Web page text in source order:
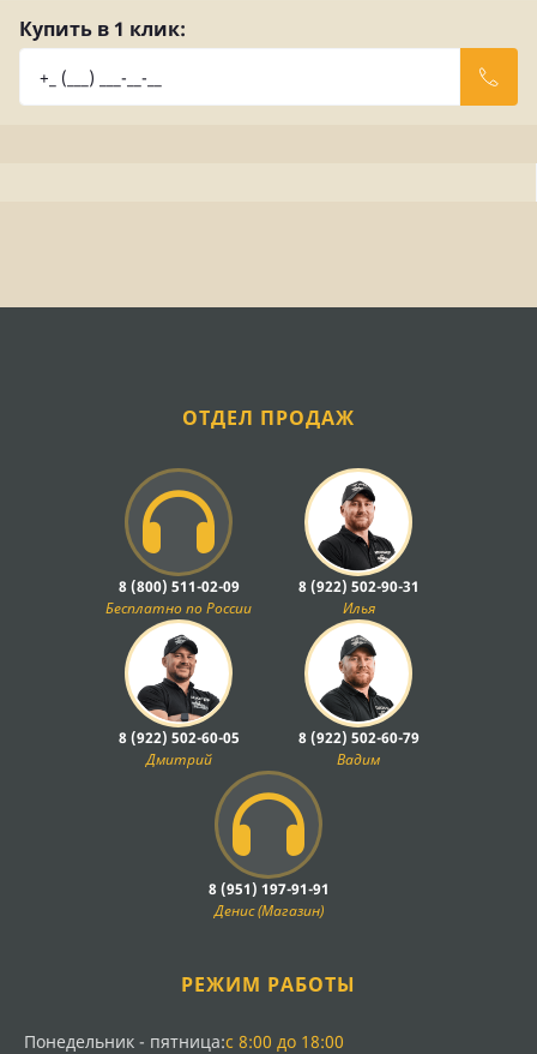
Купить в 1 клик:
ОТДЕЛ ПРОДАЖ
8 (800) 511-02-09
Бесплатно по России
8 (922) 502-90-31
Илья
8 (922) 502-60-05
Дмитрий
8 (922) 502-60-79
Вадим
8 (951) 197-91-91
Денис (Магазин)
РЕЖИМ РАБОТЫ
Понедельник - пятница:с 8:00 до 18:00